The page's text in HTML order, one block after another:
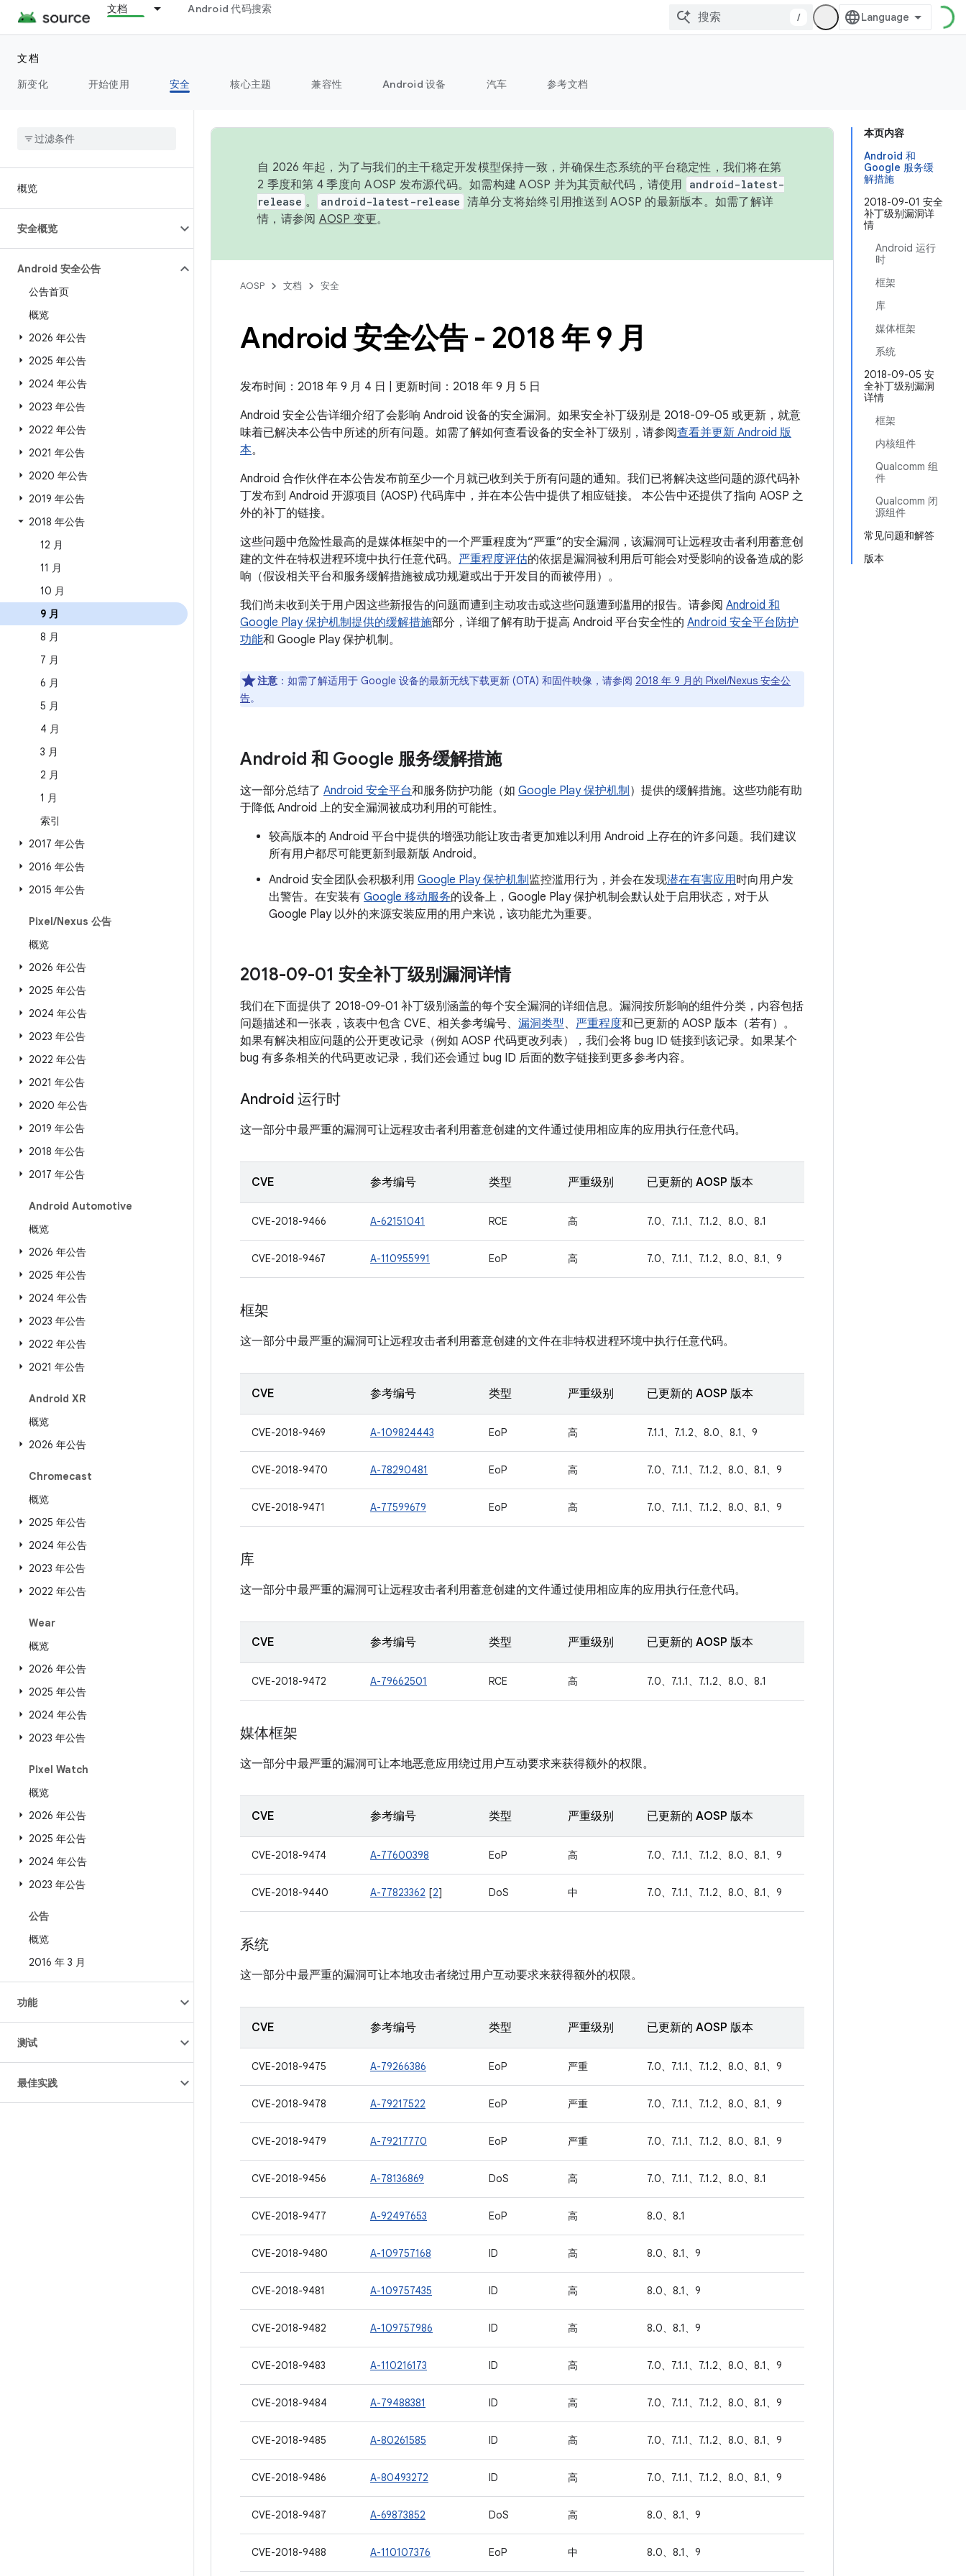
文档 Android 代码搜索
/
文档
新变化
开始使用 安全 核心主题 兼容性 Android 设备 汽车 参考文档
概览
安全概览
Android 安全公告
公告首页
概览
2026 年公告
2025 年公告
2024 年公告
2023 年公告
2022 年公告
2021 年公告
2020 年公告
2019 年公告
2018 年公告
12 月
11 月
10 月
9 月
8 月
7 月
6 月
5 月
4 月
3 月
2 月
1 月
索引
2017 年公告
2016 年公告
2015 年公告
Pixel/Nexus 公告
概览
2026 年公告
2025 年公告
2024 年公告
2023 年公告
2022 年公告
2021 年公告
2020 年公告
2019 年公告
2018 年公告
2017 年公告
Android Automotive
概览
2026 年公告
2025 年公告
2024 年公告
2023 年公告
2022 年公告
2021 年公告
Android XR
概览
2026 年公告
Chromecast
概览
2025 年公告
2024 年公告
2023 年公告
2022 年公告
Wear
概览
2026 年公告
2025 年公告
2024 年公告
2023 年公告
Pixel Watch
概览
2026 年公告
2025 年公告
2024 年公告
2023 年公告
公告
概览
2016 年 3 月
功能
测试
最佳实践
本页内容
Android 和
Google 服务缓
解措施
2018-09-01 安全
补丁级别漏洞详
情
Android 运行
时
框架
库
媒体框架
系统
2018-09-05 安
全补丁级别漏洞
详情
框架
内核组件
Qualcomm 组
件
Qualcomm 闭
源组件
常见问题和解答
版本
自 2026 年起，为了与我们的主干稳定开发模型保持一致，并确保生态系统的平台稳定性，我们将在第
2 季度和第 4 季度向 AOSP 发布源代码。如需构建 AOSP 并为其贡献代码，请使用
android-latest-
release 。 android-latest-release 清单分支将始终引用推送到 AOSP 的最新版本。如需了解详
情，请参阅 AOSP 变更。
AOSP 文档 安全
Android 安全公告 - 2018 年 9 月
发布时间：2018 年 9 月 4 日 | 更新时间：2018 年 9 月 5 日
Android 安全公告详细介绍了会影响 Android 设备的安全漏洞。如果安全补丁级别是 2018-09-05 或更新，就意
味着已解决本公告中所述的所有问题。如需了解如何查看设备的安全补丁级别，请参阅查看并更新 Android 版
本。
Android 合作伙伴在本公告发布前至少一个月就已收到关于所有问题的通知。我们已将解决这些问题的源代码补
丁发布到 Android 开源项目 (AOSP) 代码库中，并在本公告中提供了相应链接。 本公告中还提供了指向 AOSP 之
外的补丁的链接。
这些问题中危险性最高的是媒体框架中的一个严重程度为“严重”的安全漏洞，该漏洞可让远程攻击者利用蓄意创
建的文件在特权进程环境中执行任意代码。 严重程度评估的依据是漏洞被利用后可能会对受影响的设备造成的影
响（假设相关平台和服务缓解措施被成功规避或出于开发目的而被停用）。
我们尚未收到关于用户因这些新报告的问题而遭到主动攻击或这些问题遭到滥用的报告。请参阅 Android 和
Google Play 保护机制提供的缓解措施部分，详细了解有助于提高 Android 平台安全性的 Android 安全平台防护
功能和 Google Play 保护机制。
注意 ：如需了解适用于 Google 设备的最新无线下载更新 (OTA) 和固件映像，请参阅 2018 年 9 月的 Pixel/Nexus 安全公
告。
Android 和 Google 服务缓解措施
这一部分总结了 Android 安全平台和服务防护功能（如 Google Play 保护机制 ）提供的缓解措施。这些功能有助
于降低 Android 上的安全漏洞被成功利用的可能性。
较高版本的 Android 平台中提供的增强功能让攻击者更加难以利用 Android 上存在的许多问题。我们建议
所有用户都尽可能更新到最新版 Android。
Android 安全团队会积极利用 Google Play 保护机制监控滥用行为，并会在发现潜在有害应用时向用户发
出警告。在安装有 Google 移动服务的设备上，Google Play 保护机制会默认处于启用状态，对于从
Google Play 以外的来源安装应用的用户来说，该功能尤为重要。
2018-09-01 安全补丁级别漏洞详情
我们在下面提供了 2018-09-01 补丁级别涵盖的每个安全漏洞的详细信息。漏洞按所影响的组件分类，内容包括
问题描述和一张表，该表中包含 CVE、相关参考编号、 漏洞类型、 严重程度和已更新的 AOSP 版本（若有）。
如果有解决相应问题的公开更改记录（例如 AOSP 代码更改列表），我们会将 bug ID 链接到该记录。如果某个
bug 有多条相关的代码更改记录，我们还会通过 bug ID 后面的数字链接到更多参考内容。
Android 运行时
这一部分中最严重的漏洞可让远程攻击者利用蓄意创建的文件通过使用相应库的应用执行任意代码。
CVE 参考编号 类型 严重级别 已更新的 AOSP 版本
CVE-2018-9466 A-62151041 RCE 高 7.0、7.1.1、7.1.2、8.0、8.1
CVE-2018-9467 A-110955991 EoP 高 7.0、7.1.1、7.1.2、8.0、8.1、9
框架
这一部分中最严重的漏洞可让远程攻击者利用蓄意创建的文件在非特权进程环境中执行任意代码。
CVE 参考编号 类型 严重级别 已更新的 AOSP 版本
CVE-2018-9469 A-109824443 EoP 高 7.1.1、7.1.2、8.0、8.1、9
CVE-2018-9470 A-78290481 EoP 高 7.0、7.1.1、7.1.2、8.0、8.1、9
CVE-2018-9471 A-77599679 EoP 高 7.0、7.1.1、7.1.2、8.0、8.1、9
库
这一部分中最严重的漏洞可让远程攻击者利用蓄意创建的文件通过使用相应库的应用执行任意代码。
CVE 参考编号 类型 严重级别 已更新的 AOSP 版本
CVE-2018-9472 A-79662501 RCE 高 7.0、7.1.1、7.1.2、8.0、8.1
媒体框架
这一部分中最严重的漏洞可让本地恶意应用绕过用户互动要求来获得额外的权限。
CVE 参考编号 类型 严重级别 已更新的 AOSP 版本
CVE-2018-9474 A-77600398 EoP 高 7.0、7.1.1、7.1.2、8.0、8.1、9
CVE-2018-9440 A-77823362 [2] DoS 中 7.0、7.1.1、7.1.2、8.0、8.1、9
系统
这一部分中最严重的漏洞可让本地攻击者绕过用户互动要求来获得额外的权限。
CVE 参考编号 类型 严重级别 已更新的 AOSP 版本
CVE-2018-9475 A-79266386 EoP 严重 7.0、7.1.1、7.1.2、8.0、8.1、9
CVE-2018-9478 A-79217522 EoP 严重 7.0、7.1.1、7.1.2、8.0、8.1、9
CVE-2018-9479 A-79217770 EoP 严重 7.0、7.1.1、7.1.2、8.0、8.1、9
CVE-2018-9456 A-78136869 DoS 高 7.0、7.1.1、7.1.2、8.0、8.1
CVE-2018-9477 A-92497653 EoP 高 8.0、8.1
CVE-2018-9480 A-109757168 ID 高 8.0、8.1、9
CVE-2018-9481 A-109757435 ID 高 8.0、8.1、9
CVE-2018-9482 A-109757986 ID 高 8.0、8.1、9
CVE-2018-9483 A-110216173 ID 高 7.0、7.1.1、7.1.2、8.0、8.1、9
CVE-2018-9484 A-79488381 ID 高 7.0、7.1.1、7.1.2、8.0、8.1、9
CVE-2018-9485 A-80261585 ID 高 7.0、7.1.1、7.1.2、8.0、8.1、9
CVE-2018-9486 A-80493272 ID 高 7.0、7.1.1、7.1.2、8.0、8.1、9
CVE-2018-9487 A-69873852 DoS 高 8.0、8.1、9
CVE-2018-9488 A-110107376 EoP 中 8.0、8.1、9